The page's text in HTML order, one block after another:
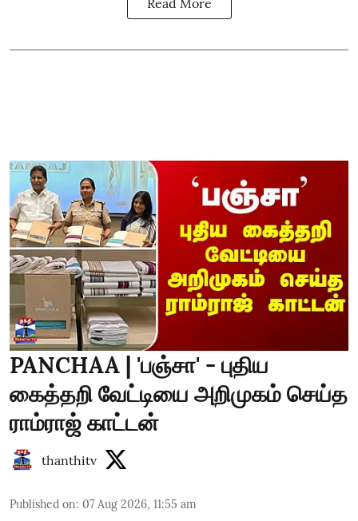
PANCHAA | 'பஞ்சா' - புதிய
கைத்தறி வேட்டியை அறிமுகம் செய்த
ராம்ராஜ் காட்டன்
thanthitv
Published on: 07 Aug 2026, 11:55 am